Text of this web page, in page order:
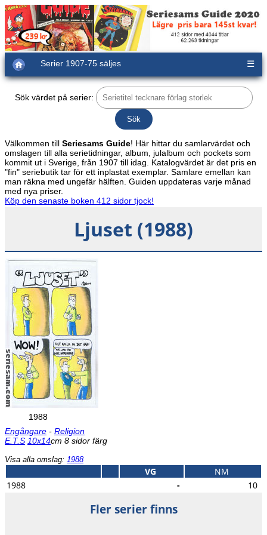
Serier 1907-75 säljes ☰
Sök värdet på serier:
Välkommen till Seriesams Guide! Här hittar du samlarvärdet och
omslagen till alla serietidningar, album, julalbum och pockets som
kommit ut i Sverige, från 1907 till idag. Katalogvärdet är det pris en
"fin" seriebutik tar för ett inplastat exemplar. Samlare emellan kan
man räkna med ungefär hälften. Guiden uppdateras varje månad
med nya priser.
Köp den senaste boken 412 sidor tjock!
Ljuset (1988)
1988
Engångare - Religion
E.T.S 10x14cm 8 sidor färg
Visa alla omslag: 1988
VG
NM
1988
- 10
Fler serier finns